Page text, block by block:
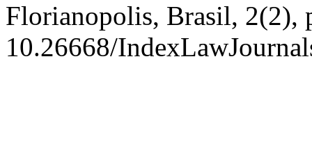
Florianopolis, Brasil, 2(2),
10.26668/